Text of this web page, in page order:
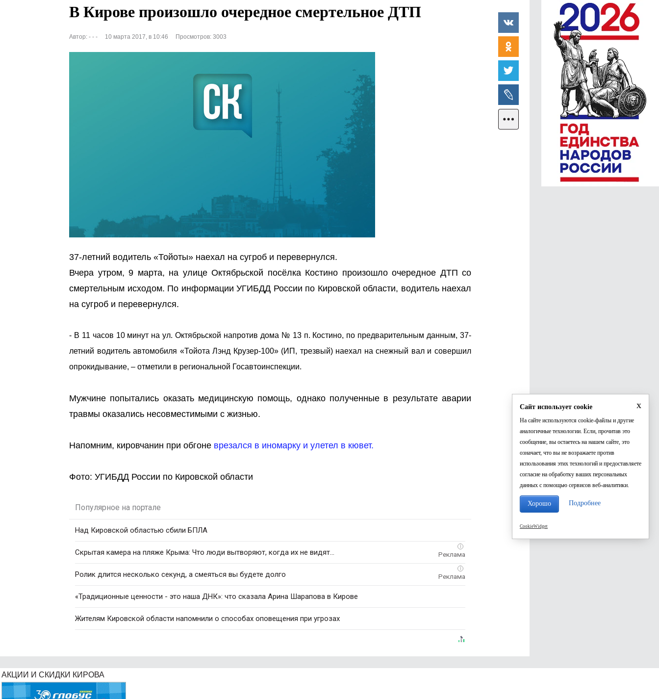
В Кирове произошло очередное смертельное ДТП
Автор: - - - 10 марта 2017, в 10:46 Просмотров: 3003
37-летний водитель «Тойоты» наехал на сугроб и перевернулся.
Вчера утром, 9 марта, на улице Октябрьской посёлка Костино произошло очередное ДТП со
смертельным исходом. По информации УГИБДД России по Кировской области, водитель наехал
на сугроб и перевернулся.
- В 11 часов 10 минут на ул. Октябрьской напротив дома № 13 п. Костино, по предварительным данным, 37-
летний водитель автомобиля «Тойота Лэнд Крузер-100» (ИП, трезвый) наехал на снежный вал и совершил
опрокидывание, – отметили в региональной Госавтоинспекции.
Мужчине попытались оказать медицинскую помощь, однако полученные в результате аварии
травмы оказались несовместимыми с жизнью.
Напомним, кировчанин при обгоне врезался в иномарку и улетел в кювет.
Фото: УГИБДД России по Кировской области
Популярное на портале
Над Кировской областью сбили БПЛА
i
Скрытая камера на пляже Крыма: Что люди вытворяют, когда их не видят...
i
Ролик длится несколько секунд, а смеяться вы будете долго
«Традиционные ценности - это наша ДНК»: что сказала Арина Шарапова в Кирове
Жителям Кировской области напомнили о способах оповещения при угрозах
АКЦИИ И СКИДКИ КИРОВА
x
Сайт использует cookie
На сайте используются cookie-файлы и другие
аналогичные технологии. Если, прочитав это
сообщение, вы остаетесь на нашем сайте, это
означает, что вы не возражаете против
использования этих технологий и предоставляете
согласие на обработку ваших персональных
данных с помощью сервисов веб-аналитики.
Хорошо Подробнее
CookieWidget